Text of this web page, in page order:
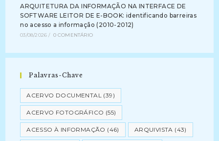
ARQUITETURA DA INFORMAÇÃO NA INTERFACE DE
SOFTWARE LEITOR DE E-BOOK: identificando barreiras
no acesso a informação (2010-2012)
03/08/2026 / 0 COMENTÁRIO
Palavras-Chave
ACERVO DOCUMENTAL (39)
ACERVO FOTOGRÁFICO (55)
ACESSO À INFORMAÇÃO (46) ARQUIVISTA (43)